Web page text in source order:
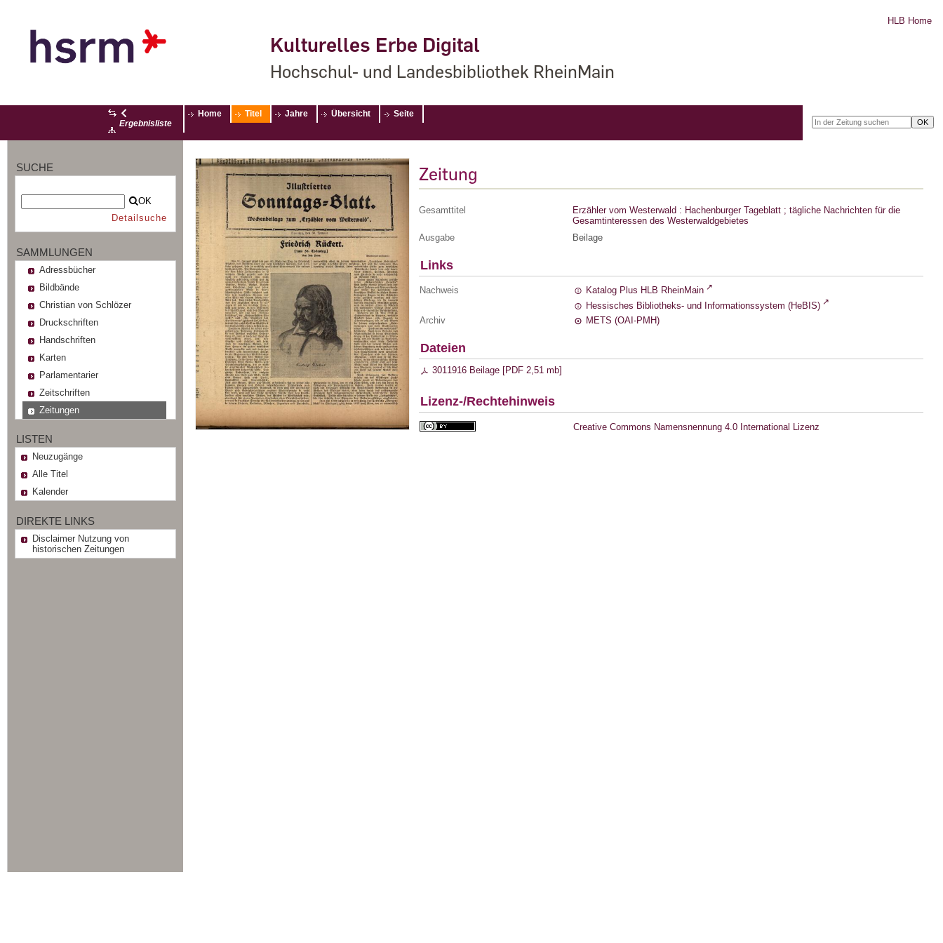
Kulturelles Erbe Digital
Hochschul- und Landesbibliothek RheinMain
HLB Home
Ergebnisliste
Home Titel Jahre Übersicht Seite
SUCHE
OK
Detailsuche
SAMMLUNGEN
Adressbücher
Bildbände
Christian von Schlözer
Druckschriften
Handschriften
Karten
Parlamentarier
Zeitschriften
Zeitungen
LISTEN
Neuzugänge
Alle Titel
Kalender
DIREKTE LINKS
Disclaimer Nutzung von
historischen Zeitungen
Zeitung
Gesamttitel
Erzähler vom Westerwald : Hachenburger Tageblatt ; tägliche Nachrichten für die
Gesamtinteressen des Westerwaldgebietes
Ausgabe
Beilage
Links
Nachweis
Katalog Plus HLB RheinMain
Hessisches Bibliotheks- und Informationssystem (HeBIS)
Archiv
METS (OAI-PMH)
Dateien
3011916 Beilage [PDF 2,51 mb]
Lizenz-/Rechtehinweis
Creative Commons Namensnennung 4.0 International Lizenz